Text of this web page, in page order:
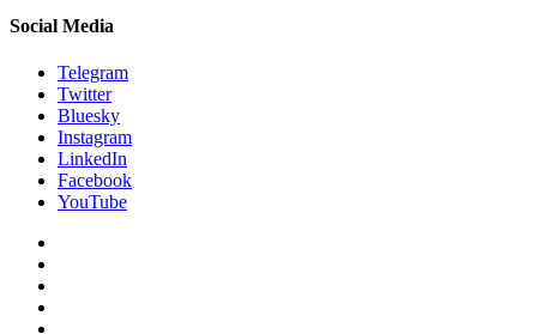
Social Media
Telegram
Twitter
Bluesky
Instagram
LinkedIn
Facebook
YouTube